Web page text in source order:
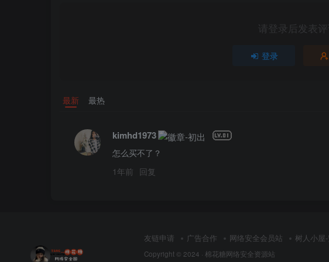
请登录后发表
登录
最新 最热
kimhd1973
怎么买不了？
1年前 回复
友链申请 广告合作 网络安全会员站 树人小屋
Copyright © 2024 · 棉花糖网络安全资源站